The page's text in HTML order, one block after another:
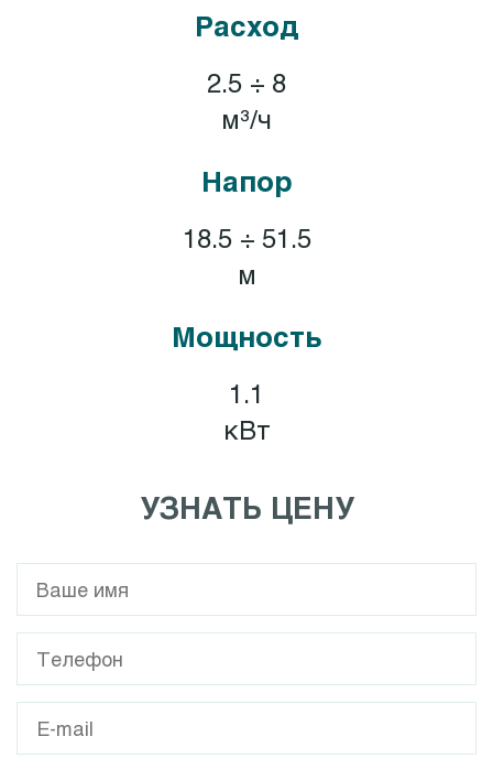
Расход
2.5 ÷ 8
м³/ч
Напор
18.5 ÷ 51.5
м
Мощность
1.1
кВт
УЗНАТЬ ЦЕНУ